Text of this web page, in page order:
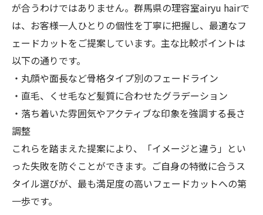
が合うわけではありません。群馬県の理容室airyu hairで
は、お客様一人ひとりの個性を丁寧に把握し、最適なフ
ェードカットをご提案しています。主な比較ポイントは
以下の通りです。
・丸顔や面長など骨格タイプ別のフェードライン
・直毛、くせ毛など髪質に合わせたグラデーション
・落ち着いた雰囲気やアクティブな印象を強調する長さ
調整
これらを踏まえた提案により、「イメージと違う」とい
った失敗を防ぐことができます。ご自身の特徴に合うス
タイル選びが、最も満足度の高いフェードカットへの第
一歩です。